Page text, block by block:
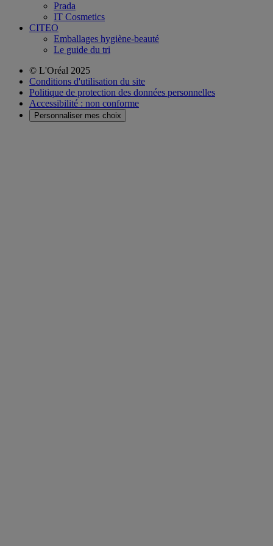
Prada
IT Cosmetics
CITEO
Emballages hygiène-beauté
Le guide du tri
© L'Oréal 2025
Conditions d'utilisation du site
Politique de protection des données personnelles
Accessibilité : non conforme
Personnaliser mes choix